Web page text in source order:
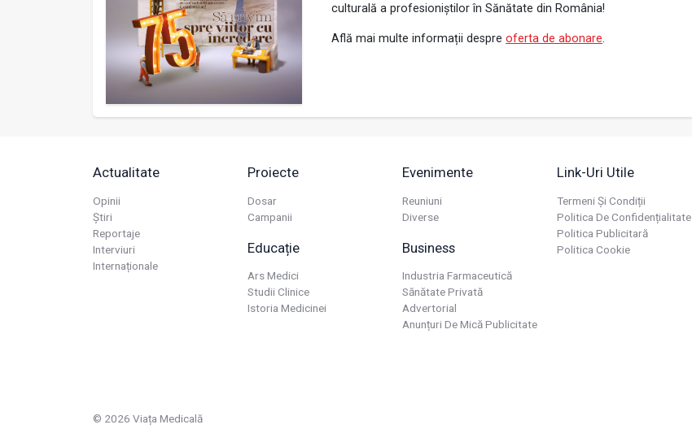
culturală a profesioniștilor în Sănătate din România!
Află mai multe informații despre oferta de abonare.
Actualitate
Opinii
Știri
Reportaje
Interviuri
Internaționale
Proiecte
Dosar
Campanii
Educație
Ars Medici
Studii Clinice
Istoria Medicinei
Evenimente
Reuniuni
Diverse
Business
Industria Farmaceutică
Sănătate Privată
Advertorial
Anunțuri De Mică Publicitate
Link-Uri Utile
Termeni Și Condiții
Politica De Confidențialitate
Politica Publicitară
Politica Cookie
© 2026 Viața Medicală